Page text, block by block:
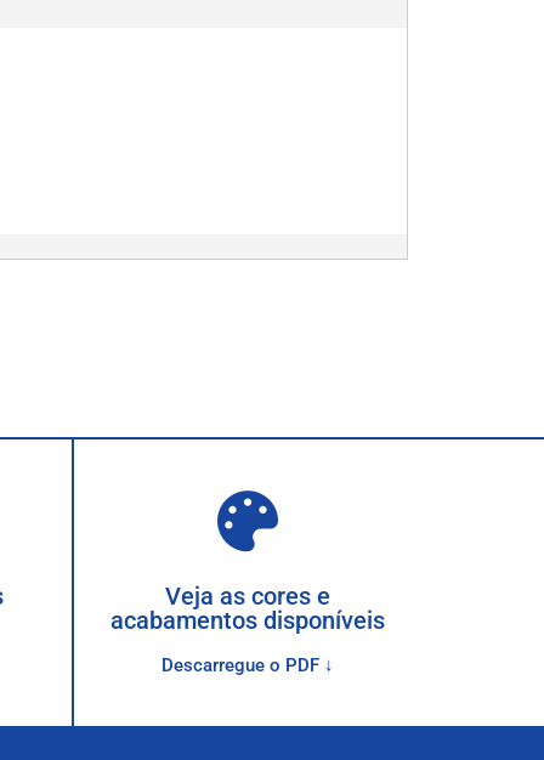
Veja as cores e
acabamentos disponíveis
Descarregue o PDF ↓